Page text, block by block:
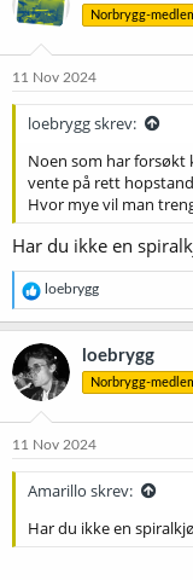
Norbrygg-
11 Nov 2024
loebrygg skrev:
Noen som har forsøkt
vente på rett
Hvor mye vil man
Har du ikke en
R
e
a
k
s
j
o
e
loebrygg
loebrygg
Norbrygg-
11 Nov 2024
Amarillo skrev:
Har du ikke en